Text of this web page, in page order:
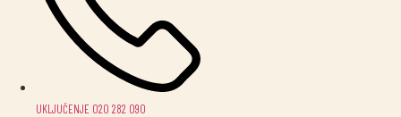
UKLJUČENJE 020 282 090